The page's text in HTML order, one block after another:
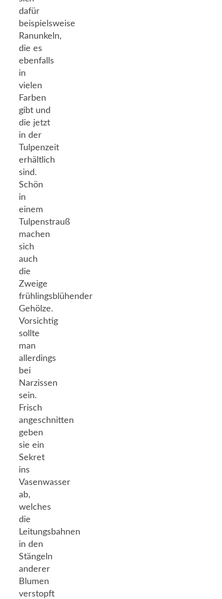
dafür
beispielsweise
Ranunkeln,
die es
ebenfalls
in
vielen
Farben
gibt und
die jetzt
in der
Tulpenzeit
erhältlich
sind.
Schön
in
einem
Tulpenstrauß
machen
sich
auch
die
Zweige
frühlingsblühender
Gehölze.
Vorsichtig
sollte
man
allerdings
bei
Narzissen
sein.
Frisch
angeschnitten
geben
sie ein
Sekret
ins
Vasenwasser
ab,
welches
die
Leitungsbahnen
in den
Stängeln
anderer
Blumen
verstopft